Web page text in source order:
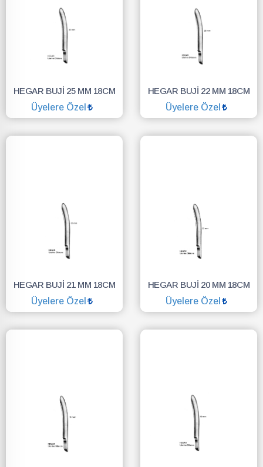
HEGAR BUJİ 25 MM 18CM
Üyelere Özel
SEPETE EKLE
HEGAR BUJİ 22 MM 18CM
Üyelere Özel
SEPETE EKLE
HEGAR BUJİ 21 MM 18CM
Üyelere Özel
SEPETE EKLE
HEGAR BUJİ 20 MM 18CM
Üyelere Özel
SEPETE EKLE